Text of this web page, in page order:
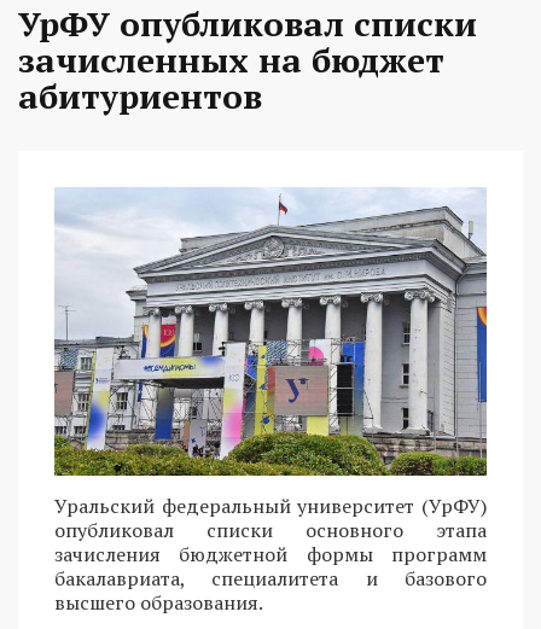
УрФУ опубликовал списки
зачисленных на бюджет
абитуриентов
Уральский федеральный университет (УрФУ)
опубликовал списки основного этапа
зачисления бюджетной формы программ
бакалавриата, специалитета и базового
высшего образования.